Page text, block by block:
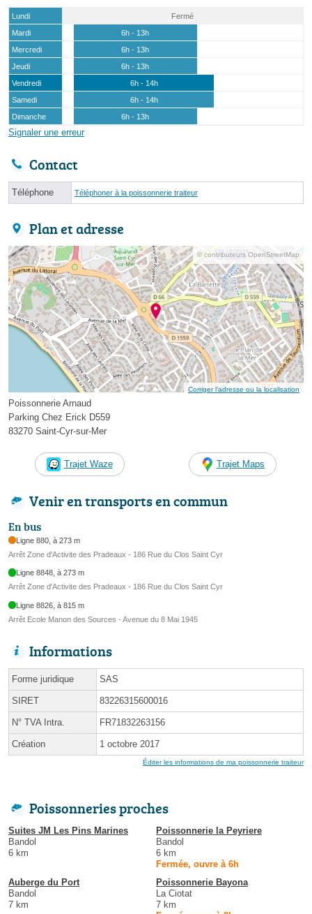
Lundi
Fermé
Mardi
6h - 13h
Mercredi
6h - 13h
Jeudi
6h - 13h
Vendredi
6h - 14h
Samedi
6h - 14h
Dimanche
6h - 13h
Signaler une erreur
Contact
Téléphone Téléphoner à la poissonnerie traiteur
Plan et adresse
© contributeurs OpenStreetMap
Corriger l’adresse ou la localisation
Poissonnerie Arnaud
Parking Chez Erick D559
83270 Saint-Cyr-sur-Mer
Trajet Waze Trajet Maps
Venir en transports en commun
En bus
Ligne 880, à 273 m
Arrêt Zone d'Activite des Pradeaux - 186 Rue du Clos Saint Cyr
Ligne 8848, à 273 m
Arrêt Zone d'Activite des Pradeaux - 186 Rue du Clos Saint Cyr
Ligne 8826, à 815 m
Arrêt Ecole Manon des Sources - Avenue du 8 Mai 1945
Informations
Forme juridique SAS
SIRET 83226315600016
N° TVA Intra. FR71832263156
Création 1 octobre 2017
Éditer les informations de ma poissonnerie traiteur
Poissonneries proches
Suites JM Les Pins Marines
Bandol
6 km
Poissonnerie la Peyriere
Bandol
6 km
Fermée, ouvre à 6h
Auberge du Port
Bandol
7 km
Poissonnerie Bayona
La Ciotat
7 km